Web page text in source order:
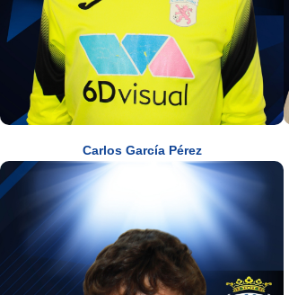
Carlos García Pérez